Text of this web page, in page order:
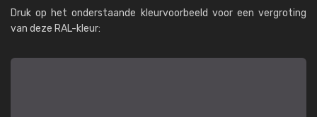
Druk op het onderstaande kleurvoorbeeld voor een vergroting
van deze RAL-kleur: